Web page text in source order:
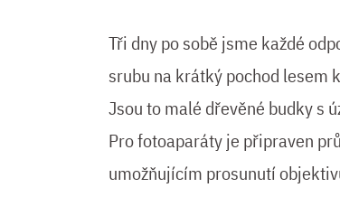
Tři dny po sobě jsme každé
srubu na krátký pochod lesem
Jsou to malé dřevěné budky s
Pro fotoaparáty je připraven
umožňujícím prosunutí